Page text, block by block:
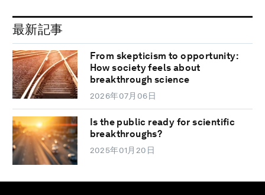
最新記事
From skepticism to opportunity:
How society feels about
breakthrough science
2026年07月06日
Is the public ready for scientific
breakthroughs?
2025年01月20日